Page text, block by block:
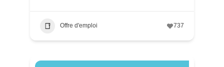
Offre d'emploi 737